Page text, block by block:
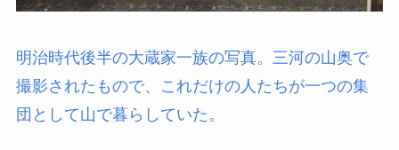
明治時代後半の大蔵家一族の写真。三河の山奥で
撮影されたもので、これだけの人たちが一つの集
団として山で暮らしていた。